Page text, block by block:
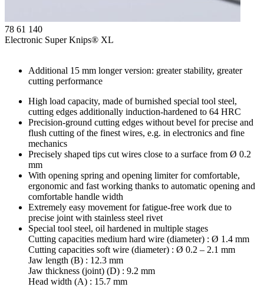
78 61 140
Electronic Super Knips® XL
Additional 15 mm longer version: greater stability, greater
cutting performance
High load capacity, made of burnished special tool steel,
cutting edges additionally induction-hardened to 64 HRC
Precision-ground cutting edges without bevel for precise and
flush cutting of the finest wires, e.g. in electronics and fine
mechanics
Precisely shaped tips cut wires close to a surface from Ø 0.2
mm
With opening spring and opening limiter for comfortable,
ergonomic and fast working thanks to automatic opening and
comfortable handle width
Extremely easy movement for fatigue-free work due to
precise joint with stainless steel rivet
Special tool steel, oil hardened in multiple stages
Cutting capacities medium hard wire (diameter) : Ø 1.4 mm
Cutting capacities soft wire (diameter) : Ø 0.2 – 2.1 mm
Jaw length (B) : 12.3 mm
Jaw thickness (joint) (D) : 9.2 mm
Head width (A) : 15.7 mm